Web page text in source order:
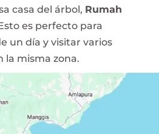
casa del árbol, Rumah
es perfecto para
un día y visitar varios
la misma zona.